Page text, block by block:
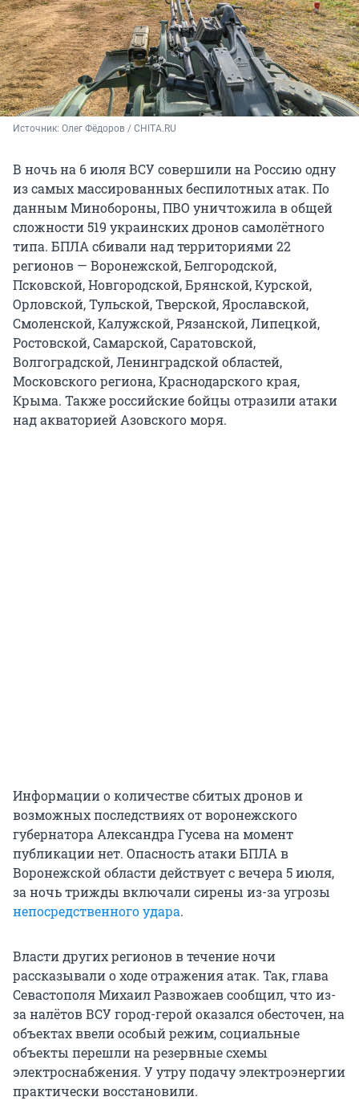
Источник: Олег Фёдоров / CHITA.RU
В ночь на 6 июля ВСУ совершили на Россию одну
из самых массированных беспилотных атак. По
данным Минобороны, ПВО уничтожила в общей
сложности 519 украинских дронов самолётного
типа. БПЛА сбивали над территориями 22
регионов — Воронежской, Белгородской,
Псковской, Новгородской, Брянской, Курской,
Орловской, Тульской, Тверской, Ярославской,
Смоленской, Калужской, Рязанской, Липецкой,
Ростовской, Самарской, Саратовской,
Волгоградской, Ленинградской областей,
Московского региона, Краснодарского края,
Крыма. Также российские бойцы отразили атаки
над акваторией Азовского моря.
Информации о количестве сбитых дронов и
возможных последствиях от воронежского
губернатора Александра Гусева на момент
публикации нет. Опасность атаки БПЛА в
Воронежской области действует с вечера 5 июля,
за ночь трижды включали сирены из-за угрозы
непосредственного удара.
Власти других регионов в течение ночи
рассказывали о ходе отражения атак. Так, глава
Севастополя Михаил Развожаев сообщил, что из-
за налётов ВСУ город-герой оказался обесточен, на
объектах ввели особый режим, социальные
объекты перешли на резервные схемы
электроснабжения. У утру подачу электроэнергии
практически восстановили.